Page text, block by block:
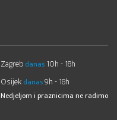
Zagreb danas 10h - 18h
Osijek danas9h - 18h
Nedjeljom i praznicima ne radimo